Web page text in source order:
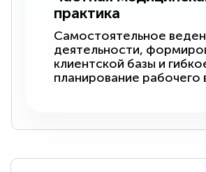
практика
Самостоятельное
деятельности,
клиентской базы и
планирование рабочего